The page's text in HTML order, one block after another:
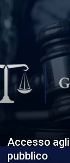
Accesso
pubblico